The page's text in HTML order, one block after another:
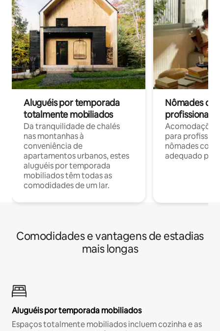
Aluguéis por temporada
totalmente mobiliados
Da tranquilidade de chalés
nas montanhas à
conveniência de
apartamentos urbanos, estes
aluguéis por temporada
mobiliados têm todas as
comodidades de um lar.
Nômades
profissionais
para
nômades com
adequado
Comodidades e vantagens de estadias
mais longas
Aluguéis por temporada mobiliados
Espaços totalmente mobiliados incluem cozinha e as